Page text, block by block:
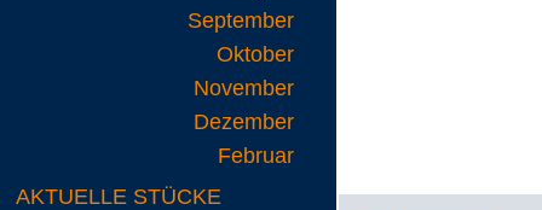
September
Oktober
November
Dezember
Februar
AKTUELLE STÜCKE